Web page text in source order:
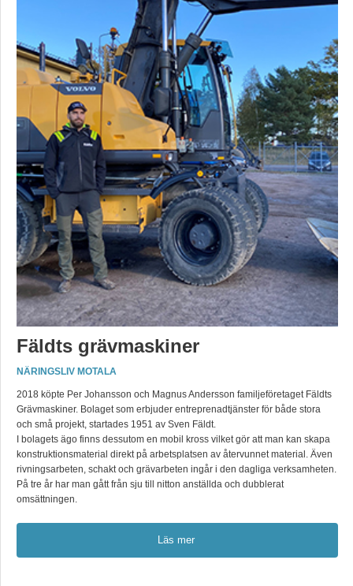
Fäldts grävmaskiner
NÄRINGSLIV MOTALA
2018 köpte Per Johansson och Magnus Andersson familjeföretaget Fäldts
Grävmaskiner. Bolaget som erbjuder entreprenadtjänster för både stora
och små projekt, startades 1951 av Sven Fäldt.
I bolagets ägo finns dessutom en mobil kross vilket gör att man kan skapa
konstruktionsmaterial direkt på arbetsplatsen av återvunnet material. Även
rivningsarbeten, schakt och grävarbeten ingår i den dagliga verksamheten.
På tre år har man gått från sju till nitton anställda och dubblerat
omsättningen.
Läs mer